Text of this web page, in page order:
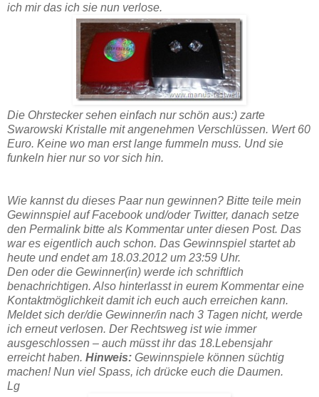
ich mir das ich sie nun verlose.
Die Ohrstecker sehen einfach nur schön aus:) zarte
Swarowski Kristalle mit angenehmen Verschlüssen. Wert 60
Euro. Keine wo man erst lange fummeln muss. Und sie
funkeln hier nur so vor sich hin.
Wie kannst du dieses Paar nun gewinnen? Bitte teile mein
Gewinnspiel auf Facebook und/oder Twitter, danach setze
den Permalink bitte als Kommentar unter diesen Post. Das
war es eigentlich auch schon. Das Gewinnspiel startet ab
heute und endet am 18.03.2012 um 23:59 Uhr.
Den oder die Gewinner(in) werde ich schriftlich
benachrichtigen. Also hinterlasst in eurem Kommentar eine
Kontaktmöglichkeit damit ich euch auch erreichen kann.
Meldet sich der/die Gewinner/in nach 3 Tagen nicht, werde
ich erneut verlosen. Der Rechtsweg ist wie immer
ausgeschlossen – auch müsst ihr das 18.Lebensjahr
erreicht haben. Hinweis: Gewinnspiele können süchtig
machen! Nun viel Spass, ich drücke euch die Daumen.
Lg